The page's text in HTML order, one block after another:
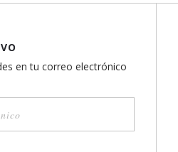
en tu correo electrónico